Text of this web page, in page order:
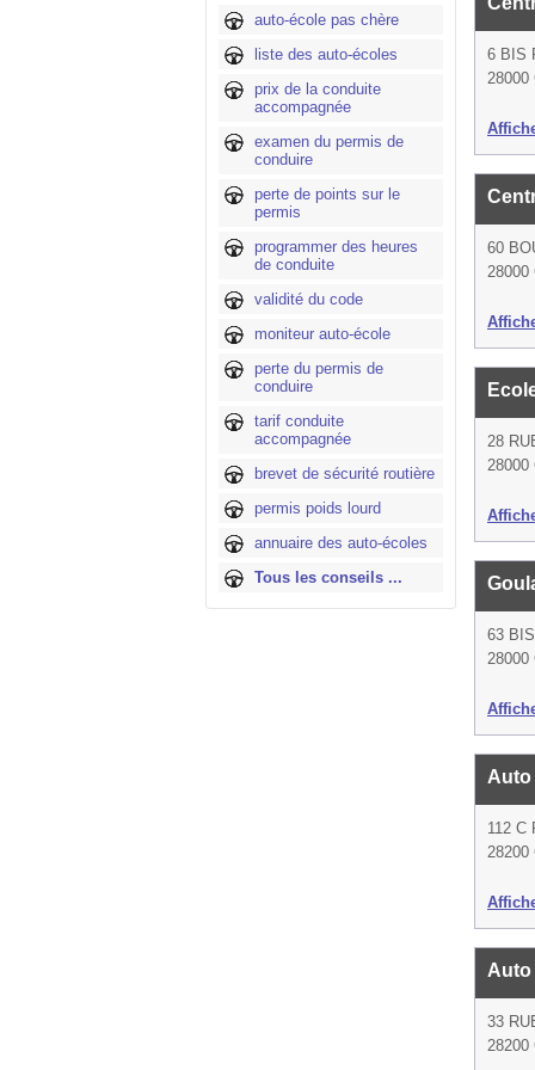
auto-école pas chère
liste des auto-écoles
prix de la conduite
accompagnée
examen du permis de
conduire
perte de points sur le
permis
programmer des heures
de conduite
validité du code
moniteur auto-école
perte du permis de
conduire
tarif conduite
accompagnée
brevet de sécurité routière
permis poids lourd
annuaire des auto-écoles
Tous les conseils ...
6 BIS
28000
60
28000
28
28000
63
28000
112 C
28200
Auto
33
28200